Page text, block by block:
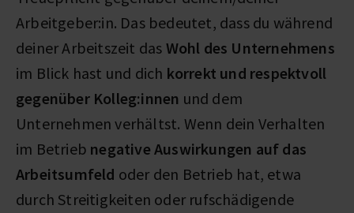
Arbeitgeber:in. Das bedeutet, dass du während
deiner Arbeitszeit das Wohl des Unternehmens
im Blick hast und dich korrekt und respektvoll
gegenüber Kolleg:innen und dem
Unternehmen verhältst. Wenn dein Verhalten
im Betrieb negative Auswirkungen auf das
Arbeitsumfeld oder den Betrieb hat, etwa
durch Streitigkeiten oder rufschädigende